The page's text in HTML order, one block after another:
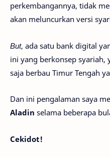
perkembangannya, tidak
akan meluncurkan versi
But, ada satu bank digital
ini yang berkonsep syariah,
saja berbau Timur Tengah
Dan ini pengalaman saya
Aladin selama beberapa
Cekidot!